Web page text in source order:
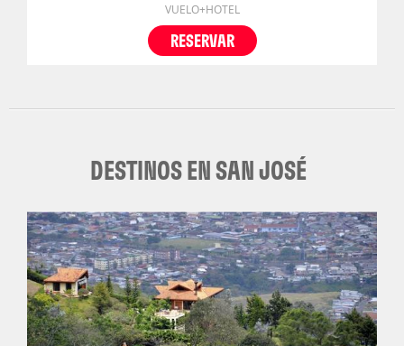
VUELO+HOTEL
RESERVAR
DESTINOS EN SAN JOSÉ